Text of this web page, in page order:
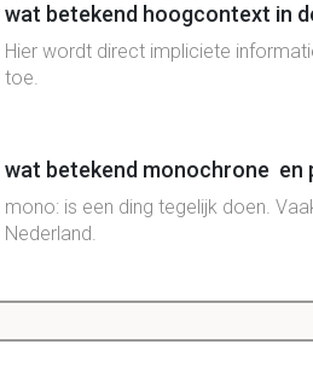
wat betekend hoogcontext in
Hier wordt direct impliciete
toe.
wat betekend monochrone en
mono: is een ding tegelijk doen.
Nederland.